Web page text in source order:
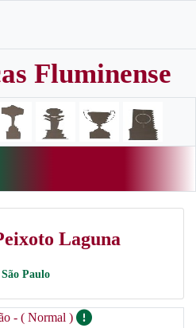
Fluminense
Laguna
Paulo
- ( Normal )